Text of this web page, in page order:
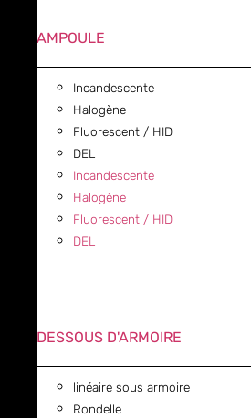
AMPOULE
Incandescente
Halogène
Fluorescent / HID
DEL
Incandescente
Halogène
Fluorescent / HID
DEL
DESSOUS D'ARMOIRE
linéaire sous armoire
Rondelle